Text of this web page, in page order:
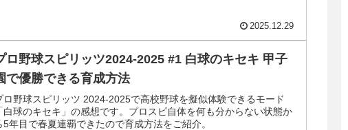
2025.12.29
ロ野球スピリッツ2024-2025 #1 白球のキセキ 甲子
で優勝できる育成方法
ロ野球スピリッツ 2024-2025で高校野球を擬似体験できるモード
「白球のキセキ」の感想です。プロスピ自体を何も分からない状態か
5年目で春夏連覇できたので育成方法をご紹介。